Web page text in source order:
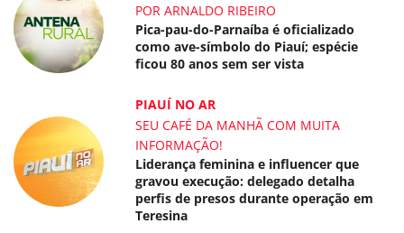
POR ARNALDO RIBEIRO
Pica-pau-do-Parnaíba é oficializado
como ave-símbolo do Piauí; espécie
ficou 80 anos sem ser vista
PIAUÍ NO AR
SEU CAFÉ DA MANHÃ COM MUITA
INFORMAÇÃO!
Liderança feminina e influencer que
gravou execução: delegado detalha
perfis de presos durante operação em
Teresina